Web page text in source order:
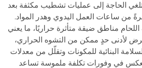
تلغي الحاجة إلى عمليات تشطيب مكثفة بعد
من ساعات العمل اليدوي وهدر المواد.
مناطق ضيقة متأثرة حراريًا، ما يعني
لأدنى حدٍ ممكن من التشوه الحراري،
البنائية للمكونات وتقلّل من معدلات
في وفورات تكلفة ملموسة تساعد